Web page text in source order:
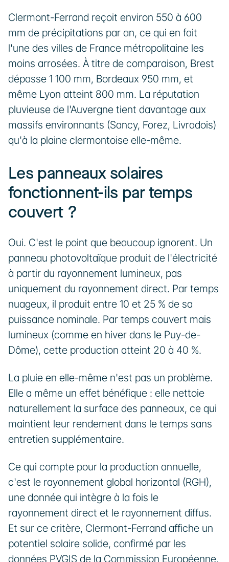
Clermont-Ferrand reçoit environ 550 à 600
mm de précipitations par an, ce qui en fait
l'une des villes de France métropolitaine les
moins arrosées. À titre de comparaison, Brest
dépasse 1 100 mm, Bordeaux 950 mm, et
même Lyon atteint 800 mm. La réputation
pluvieuse de l'Auvergne tient davantage aux
massifs environnants (Sancy, Forez, Livradois)
qu'à la plaine clermontoise elle-même.
Les panneaux solaires
fonctionnent-ils par temps
couvert ?
Oui. C'est le point que beaucoup ignorent. Un
panneau photovoltaïque produit de l'électricité
à partir du rayonnement lumineux, pas
uniquement du rayonnement direct. Par temps
nuageux, il produit entre 10 et 25 % de sa
puissance nominale. Par temps couvert mais
lumineux (comme en hiver dans le Puy-de-
Dôme), cette production atteint 20 à 40 %.
La pluie en elle-même n'est pas un problème.
Elle a même un effet bénéfique : elle nettoie
naturellement la surface des panneaux, ce qui
maintient leur rendement dans le temps sans
entretien supplémentaire.
Ce qui compte pour la production annuelle,
c'est le rayonnement global horizontal (RGH),
une donnée qui intègre à la fois le
rayonnement direct et le rayonnement diffus.
Et sur ce critère, Clermont-Ferrand affiche un
potentiel solaire solide, confirmé par les
données PVGIS de la Commission Européenne.